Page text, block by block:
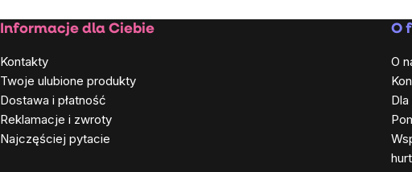
Stopka
Informacje dla Ciebie
Kontakty
Twoje ulubione produkty
Dostawa i płatność
Reklamacje i zwroty
Najczęściej pytacie
O
O